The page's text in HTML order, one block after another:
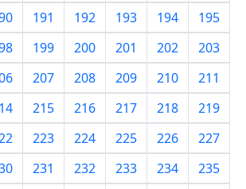
191 192 193 194
195
199 200 201 202
203
207 208 209 210
211
215 216 217 218
219
223 224 225 226
227
231 232 233 234
235